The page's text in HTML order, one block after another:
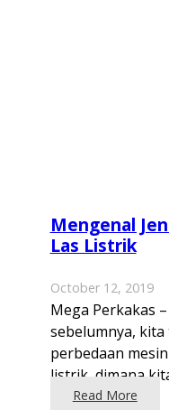
Mengenal
Las Listrik
October 12, 2019
Mega Perkakas
sebelumnya,
perbedaan
listrik, dimana
Read More